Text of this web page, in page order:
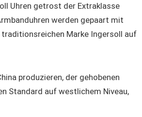
Uhren getrost der Extraklasse
werden gepaart mit
Marke Ingersoll auf
produzieren, der gehobenen
Standard auf westlichem Niveau,